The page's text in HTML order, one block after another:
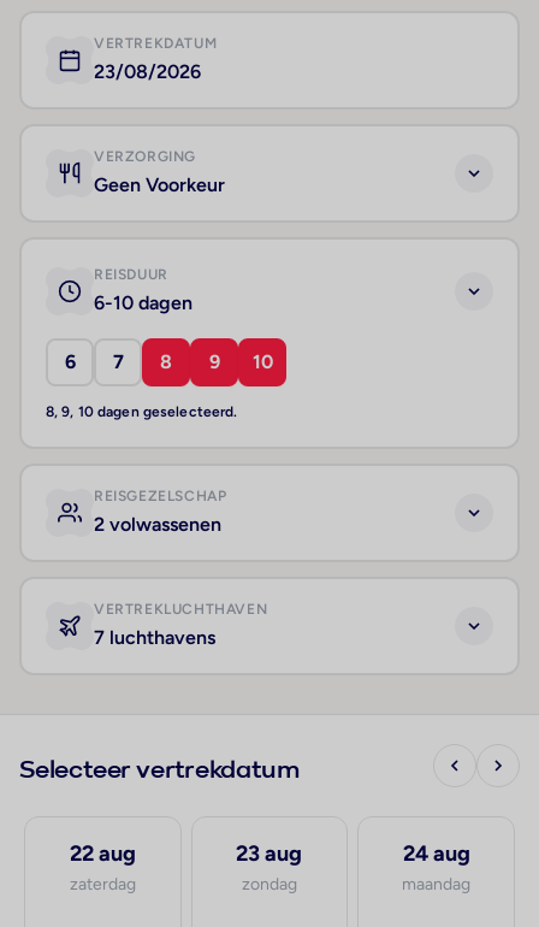
VERTREKDATUM
23/08/2026
VERZORGING
Geen Voorkeur
REISDUUR
6-10 dagen
6 7 8 9 10
8, 9, 10 dagen geselecteerd.
REISGEZELSCHAP
2 volwassenen
VERTREKLUCHTHAVEN
7 luchthavens
Selecteer vertrekdatum
22 aug
zaterdag
23 aug
zondag
24 aug
maandag